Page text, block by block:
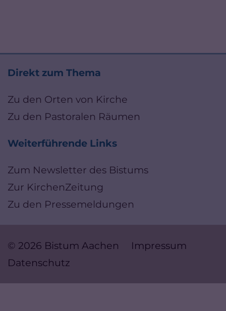
Direkt zum Thema
Zu den Orten von Kirche
Zu den Pastoralen Räumen
Weiterführende Links
Zum Newsletter des Bistums
Zur KirchenZeitung
Zu den Pressemeldungen
© 2026 Bistum Aachen
Impressum
Datenschutz